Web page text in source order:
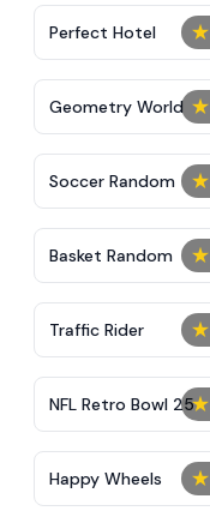
★
Perfect Hotel
★
Geometry World
★
Soccer Random
★
Basket Random
★
Traffic Rider
★
NFL Retro Bowl 25
★
Happy Wheels